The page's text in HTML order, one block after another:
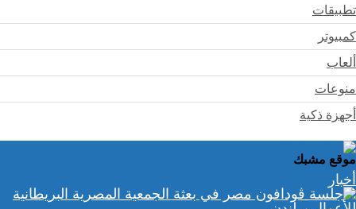
تطبيقات
كمبيوتر
ألعاب
منوعات
أجهزة ذكية
موقع مشبك
أخبار